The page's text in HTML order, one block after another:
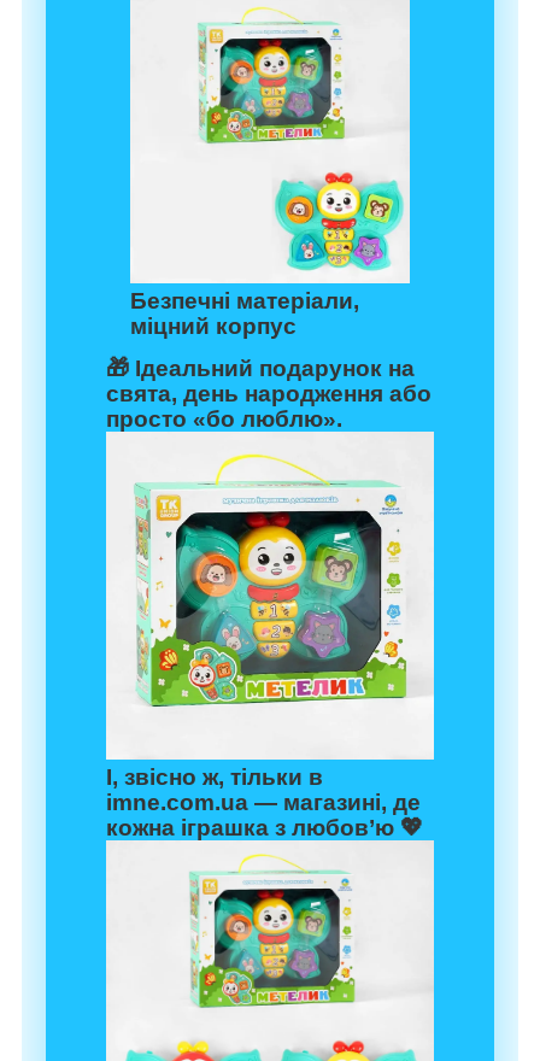
Безпечні матеріали,
міцний корпус
🎁 Ідеальний подарунок на
свята, день народження або
просто «бо люблю».
І, звісно ж, тільки в
imne.com.ua — магазині, де
кожна іграшка з любов’ю 💖